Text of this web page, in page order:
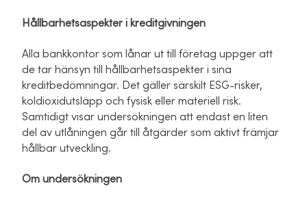
Hållbarhetsaspekter i kreditgivningen
Alla bankkontor som lånar ut till företag uppger att
de tar hänsyn till hållbarhetsaspekter i sina
kreditbedömningar. Det gäller särskilt ESG-risker,
koldioxidutsläpp och fysisk eller materiell risk.
Samtidigt visar undersökningen att endast en liten
del av utlåningen går till åtgärder som aktivt främjar
hållbar utveckling.
Om undersökningen